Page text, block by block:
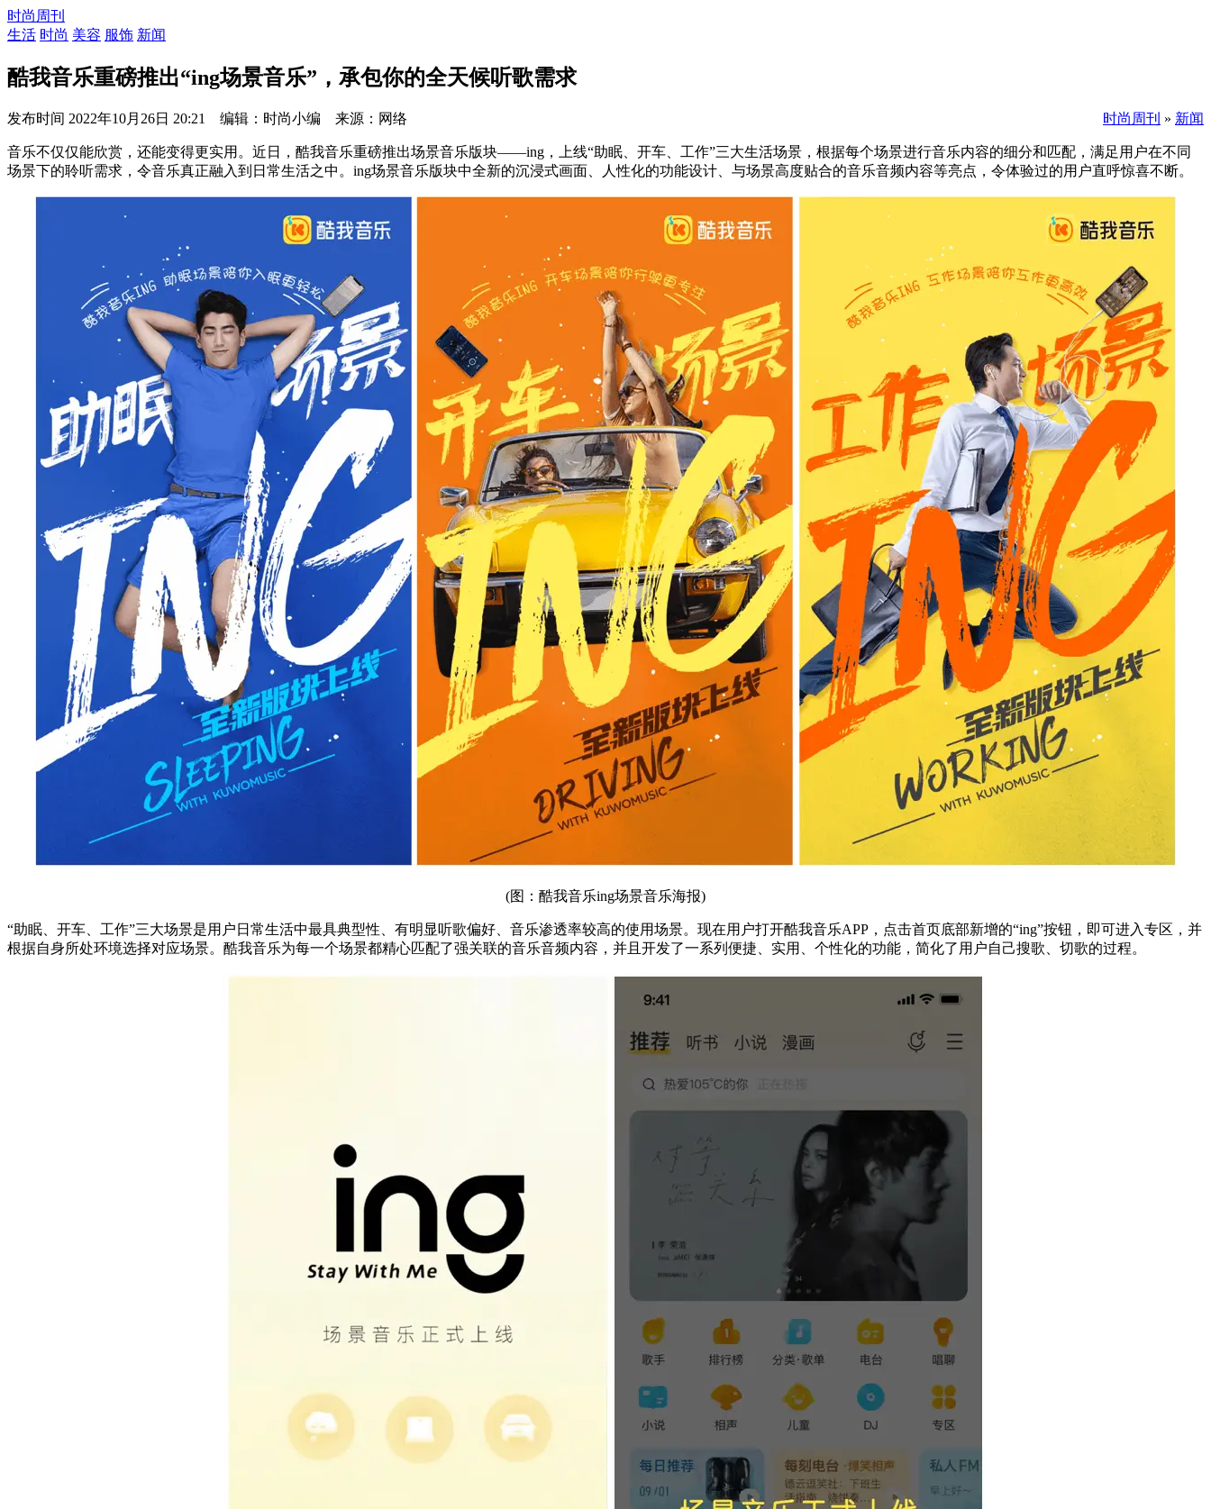
时尚周刊
生活 时尚 美容 服饰 新闻
酷我音乐重磅推出“ing场景音乐”，承包你的全天候听歌需求
发布时间 2022年10月26日 20:21 编辑：时尚小编 来源：网络 时尚周刊 » 新闻
音乐不仅仅能欣赏，还能变得更实用。近日，酷我音乐重磅推出场景音乐版块——ing，上线“助眠、开车、工作”三大生活场景，根据每个场景进行音乐内容的细分和匹配，满足用户在不同
场景下的聆听需求，令音乐真正融入到日常生活之中。ing场景音乐版块中全新的沉浸式画面、人性化的功能设计、与场景高度贴合的音乐音频内容等亮点，令体验过的用户直呼惊喜不断。
(图：酷我音乐ing场景音乐海报)
“助眠、开车、工作”三大场景是用户日常生活中最具典型性、有明显听歌偏好、音乐渗透率较高的使用场景。现在用户打开酷我音乐APP，点击首页底部新增的“ing”按钮，即可进入专区，并
根据自身所处环境选择对应场景。酷我音乐为每一个场景都精心匹配了强关联的音乐音频内容，并且开发了一系列便捷、实用、个性化的功能，简化了用户自己搜歌、切歌的过程。